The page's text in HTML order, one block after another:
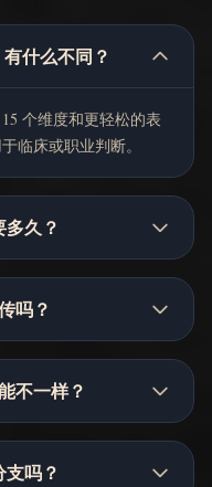
什么不同？
个维度和更轻松的表
临床或职业判断。
久？
吗？
不一样？
吗？